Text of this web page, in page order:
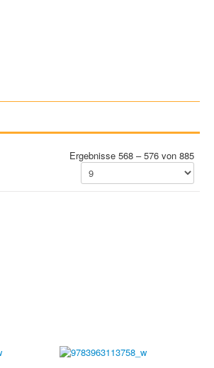
WISSENSCHAFT
REIHEN
VERZEICHNISSE
Ergebnisse 568 – 576 von 885